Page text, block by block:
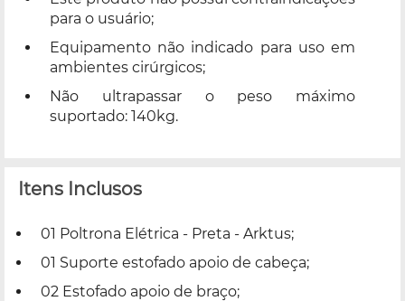
para o usuário;
Equipamento não indicado para uso em
ambientes cirúrgicos;
Não ultrapassar o peso máximo
suportado: 140kg.
Itens Inclusos
01 Poltrona Elétrica - Preta - Arktus;
01 Suporte estofado apoio de cabeça;
02 Estofado apoio de braço;